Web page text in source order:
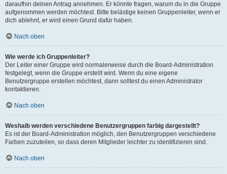
daraufhin deinen Antrag annehmen. Er könnte fragen, warum du in die Gruppe
aufgenommen werden möchtest. Bitte belästige keinen Gruppenleiter, wenn er
dich ablehnt, er wird einen Grund dafür haben.
Nach oben
Wie werde ich Gruppenleiter?
Der Leiter einer Gruppe wird normalerweise durch die Board-Administration
festgelegt, wenn die Gruppe erstellt wird. Wenn du eine eigene
Benutzergruppe erstellen möchtest, dann solltest du einen Administrator
kontaktieren.
Nach oben
Weshalb werden verschiedene Benutzergruppen farbig dargestellt?
Es ist der Board-Administration möglich, den Benutzergruppen verschiedene
Farben zuzuteilen, so dass deren Mitglieder leichter zu identifizieren sind.
Nach oben